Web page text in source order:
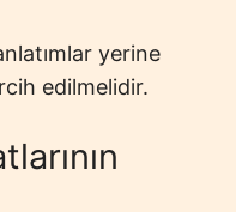
yerine
edilmelidir.